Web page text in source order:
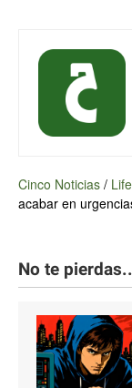
Cinco Noticias /
acabar en
No te